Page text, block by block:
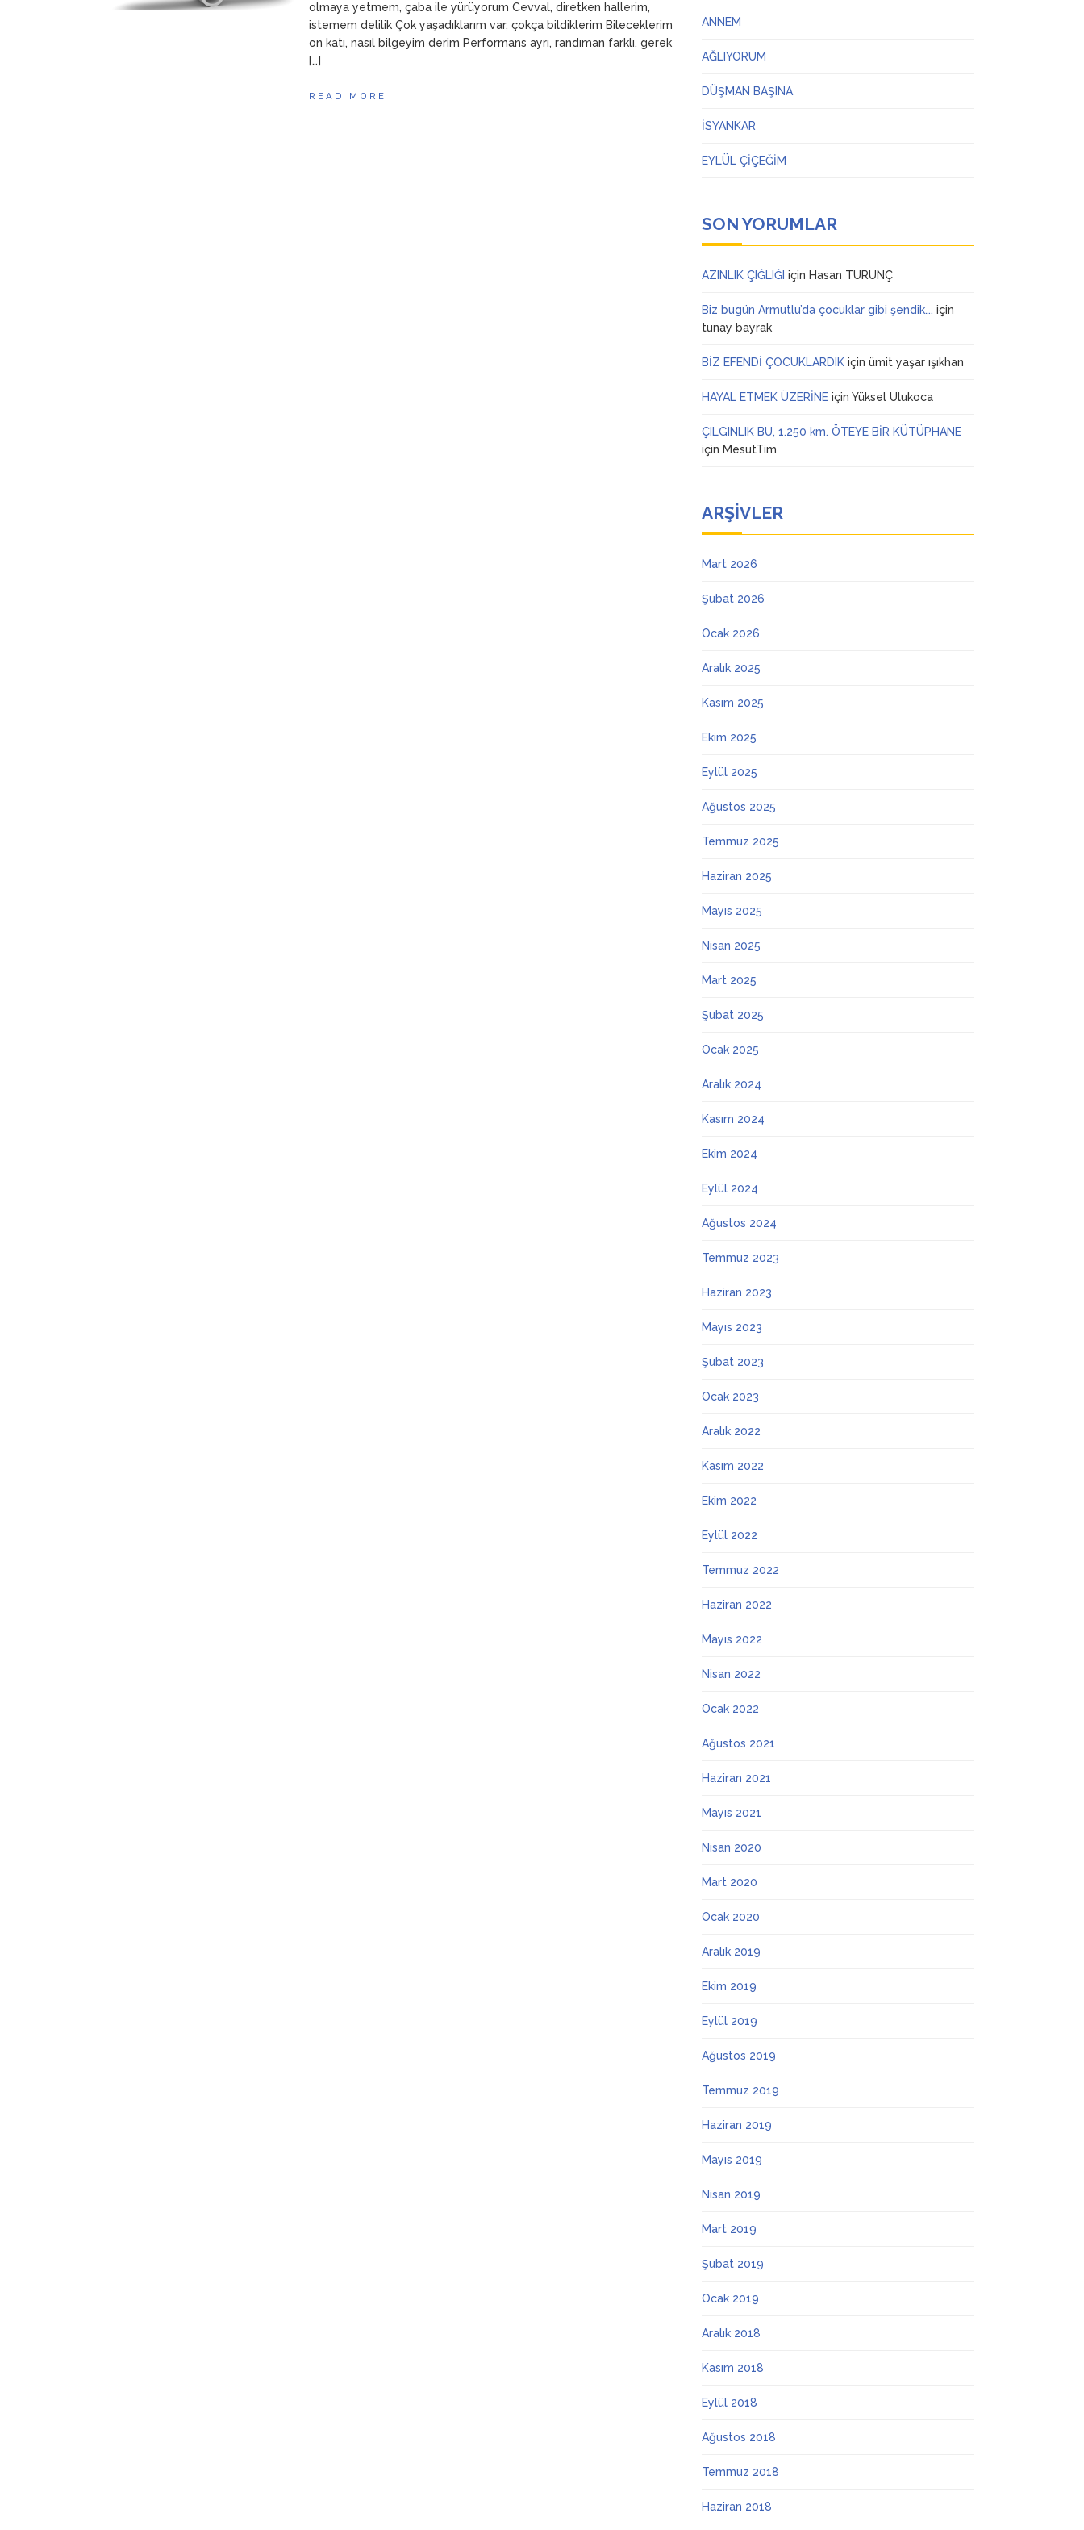
olmaya yetmem, çaba ile yürüyorum Cevval, diretken hallerim,
istemem delilik Çok yaşadıklarım var, çokça bildiklerim Bileceklerim
on katı, nasıl bilgeyim derim Performans ayrı, randıman farklı, gerek
[…]
READ MORE
ANNEM
AĞLIYORUM
DÜŞMAN BAŞINA
İSYANKAR
EYLÜL ÇİÇEĞİM
SON YORUMLAR
AZINLIK ÇIĞLIĞI için Hasan TURUNÇ
Biz bugün Armutlu’da çocuklar gibi şendik…. için
tunay bayrak
BİZ EFENDİ ÇOCUKLARDIK içinümit yaşar ışıkhan
HAYAL ETMEK ÜZERİNE içinYüksel Ulukoca
ÇILGINLIK BU, 1.250 km. ÖTEYE BİR KÜTÜPHANE
için MesutTim
ARŞIVLER
Mart 2026
Şubat 2026
Ocak 2026
Aralık 2025
Kasım 2025
Ekim 2025
Eylül 2025
Ağustos 2025
Temmuz 2025
Haziran 2025
Mayıs 2025
Nisan 2025
Mart 2025
Şubat 2025
Ocak 2025
Aralık 2024
Kasım 2024
Ekim 2024
Eylül 2024
Ağustos 2024
Temmuz 2023
Haziran 2023
Mayıs 2023
Şubat 2023
Ocak 2023
Aralık 2022
Kasım 2022
Ekim 2022
Eylül 2022
Temmuz 2022
Haziran 2022
Mayıs 2022
Nisan 2022
Ocak 2022
Ağustos 2021
Haziran 2021
Mayıs 2021
Nisan 2020
Mart 2020
Ocak 2020
Aralık 2019
Ekim 2019
Eylül 2019
Ağustos 2019
Temmuz 2019
Haziran 2019
Mayıs 2019
Nisan 2019
Mart 2019
Şubat 2019
Ocak 2019
Aralık 2018
Kasım 2018
Eylül 2018
Ağustos 2018
Temmuz 2018
Haziran 2018